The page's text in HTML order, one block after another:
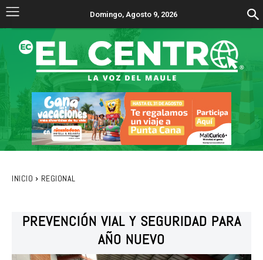
Domingo, Agosto 9, 2026
INICIO REGIONAL
PREVENCIÓN VIAL Y SEGURIDAD PARA
AÑO NUEVO